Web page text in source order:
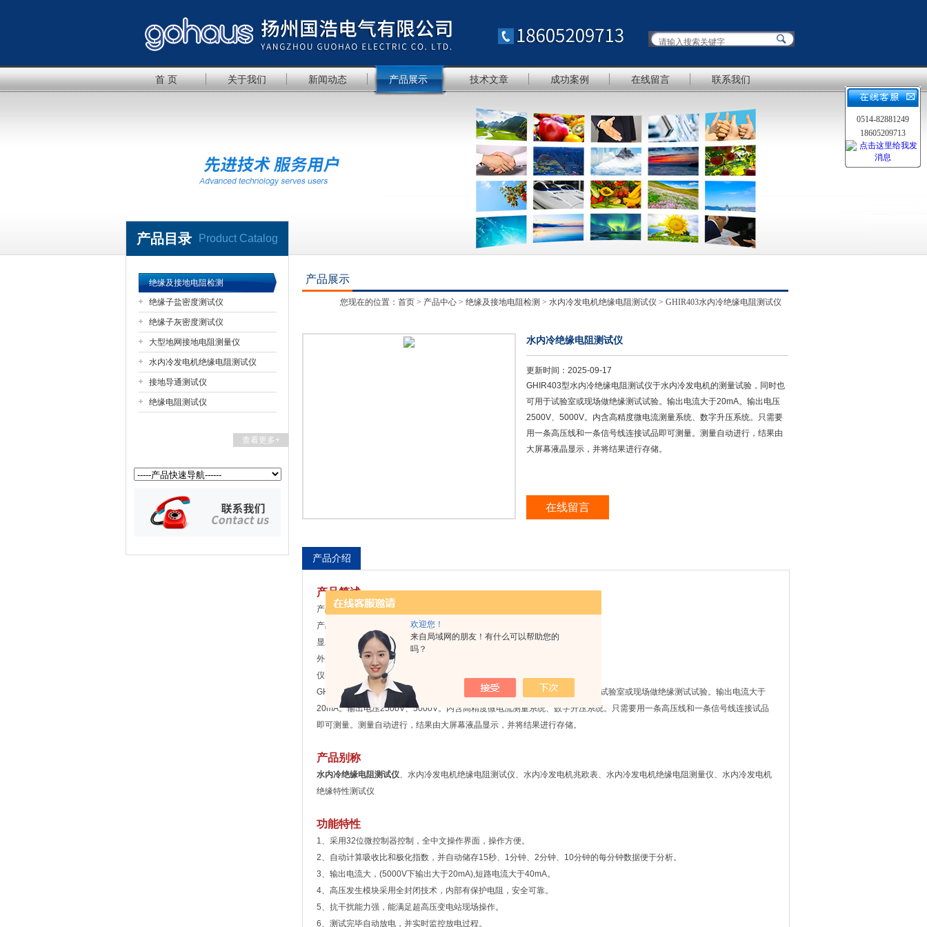
欢迎您！
来自局域网的朋友！有什么可以帮助您的
吗？
扬州国浩电气有限公司
首 页 关于我们 新闻动态 产品展示 技术文章 成功案例 在线留言 联系我们
产品目录 Product Catalog
绝缘及接地电阻检测
绝缘子盐密度测试仪
绝缘子灰密度测试仪
大型地网接地电阻测量仪
水内冷发电机绝缘电阻测试仪
接地导通测试仪
绝缘电阻测试仪
查看更多+
产品展示
您现在的位置： 首页 > 产品中心 > 绝缘及接地电阻检测 > 水内冷发电机绝缘电阻测试仪 > GHIR403水内冷绝缘电阻测试仪
水内冷绝缘电阻测试仪
更新时间： 2025-09-17
GHIR403型水内冷绝缘电阻测试仪于水内冷发电机的测量试验，同时也
可用于试验室或现场做绝缘测试试验。输出电流大于20mA。输出电压
2500V、5000V。内含高精度微电流测量系统、数字升压系统。只需要
用一条高压线和一条信号线连接试品即可测量。测量自动进行，结果由
大屏幕液晶显示，并将结果进行存储。
在线留言
产品介绍
产品简述
产品型号 GHIR403
产品类型 绝缘及接地检测
显示方式 240×128液晶显示
外形尺寸 320mm×240mm×130mm
仪器重量 4kg
GHIR403型水内冷绝缘电阻测试仪
于水内冷发电机的测量试验，同时也可用于试验室或现场做绝缘测试试验。输出电流大于
20mA。输出电压2500V、5000V。内含高精度微电流测量系统、数字升压系统。只需要用一条高压线和一条信号线连接试品
即可测量。测量自动进行，结果由大屏幕液晶显示，并将结果进行存储。
产品别称
水内冷绝缘电阻测试仪、水内冷发电机绝缘电阻测试仪、水内冷发电机兆欧表、水内冷发电机绝缘电阻测量仪、水内冷发电机
绝缘特性测试仪
功能特性
1、 采用32位微控制器控制，全中文操作界面，操作方便。
2、自动计算吸收比和极化指数，并自动储存15秒、1分钟、2分钟、10分钟的每分钟数据便于分析。
3、输出电流大，(5000V下输出大于20mA),短路电流大于40mA。
4、高压发生模块采用全封闭技术，内部有保护电阻，安全可靠。
5、抗干扰能力强，能满足超高压变电站现场操作。
6、测试完毕自动放电，并实时监控放电过程。
0514-82881249
18605209713